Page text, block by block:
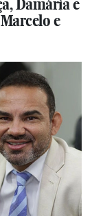
Damária e
e